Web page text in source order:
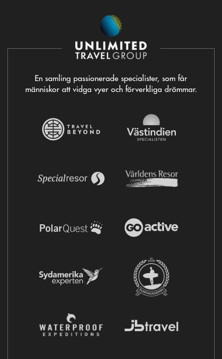
En samling passionerade specialister, som får
människor att vidga vyer och förverkliga drömmar.